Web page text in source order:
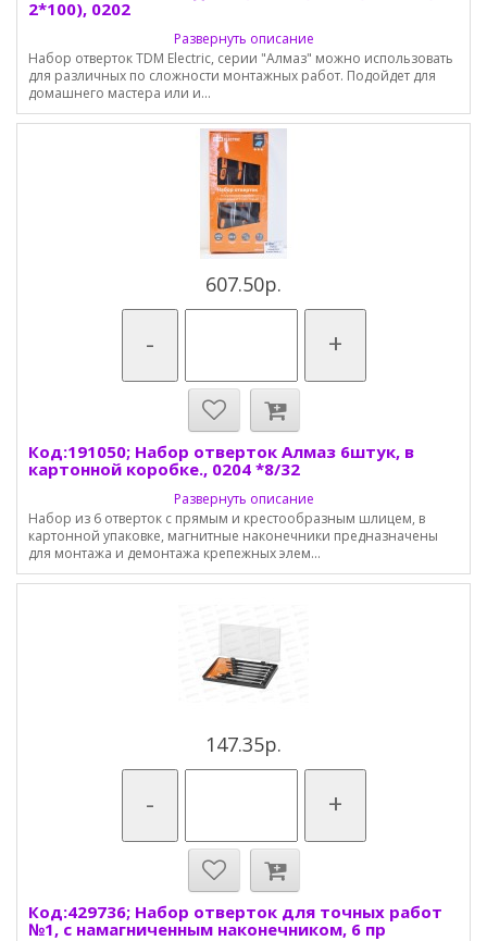
2*100), 0202
Развернуть описание
Набор отверток TDM Electric, серии "Алмаз" можно использовать
для различных по сложности монтажных работ. Подойдет для
домашнего мастера или и...
607.50р.
- +
Код:191050; Набор отверток Алмаз 6штук, в
картонной коробке., 0204 *8/32
Развернуть описание
Набор из 6 отверток с прямым и крестообразным шлицем, в
картонной упаковке, магнитные наконечники предназначены
для монтажа и демонтажа крепежных элем...
147.35р.
- +
Код:429736; Набор отверток для точных работ
№1, с намагниченным наконечником, 6 пр